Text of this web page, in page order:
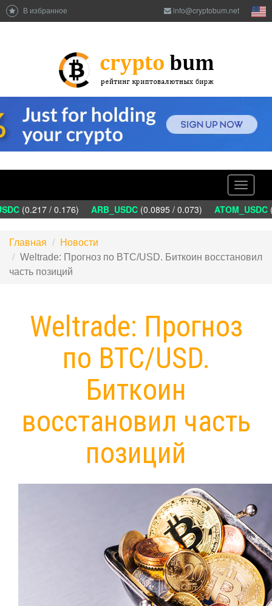
В избранное info@cryptobum.net
Toggle
(0.217 / 0.176) ARB_USDC(0.0895 / 0.073) ATOM_USDC
Главная
Новости
Weltrade: Прогноз по BTC/USD. Биткоин восстановил
часть позиций
Weltrade: Прогноз
по BTC/USD.
Биткоин
восстановил часть
позиций